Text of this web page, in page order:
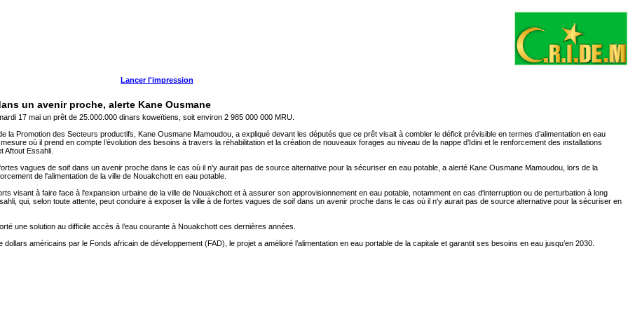
Lancer l'impression
un avenir proche, alerte Kane Ousmane
17 mai un prêt de 25.000.000 dinars koweïtiens, soit environ 2 985 000 000 MRU.
la Promotion des Secteurs productifs, Kane Ousmane Mamoudou, a expliqué devant les députés que ce prêt visait à combler le déficit prévisible en termes d’alimentation en eau
où il prend en compte l’évolution des besoins à travers la réhabilitation et la création de nouveaux forages au niveau de la nappe d’Idini et le renforcement des installations
Aftout Essahli.
vagues de soif dans un avenir proche dans le cas où il n'y aurait pas de source alternative pour la sécuriser en eau potable, a alerté Kane Ousmane Mamoudou, lors de la
de l'alimentation de la ville de Nouakchott en eau potable.
visant à faire face à l'expansion urbaine de la ville de Nouakchott et à assurer son approvisionnement en eau potable, notamment en cas d'interruption ou de perturbation à long
qui, selon toute attente, peut conduire à exposer la ville à de fortes vagues de soif dans un avenir proche dans le cas où il n'y aurait pas de source alternative pour la sécuriser en
une solution au difficile accès à l’eau courante à Nouakchott ces dernières années.
dollars américains par le Fonds africain de développement (FAD), le projet a amélioré l’alimentation en eau portable de la capitale et garantit ses besoins en eau jusqu’en 2030.